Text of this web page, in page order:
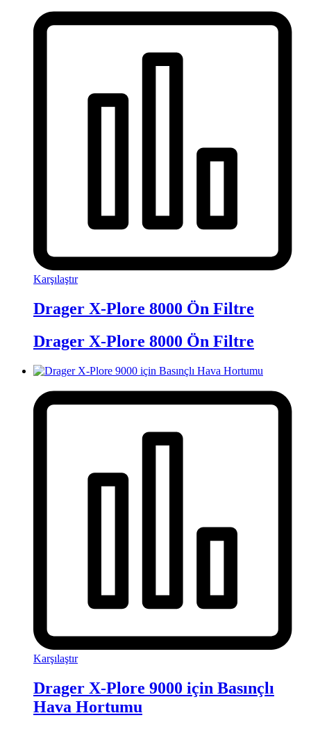
Karşılaştır
Drager X-Plore 8000 Ön Filtre
Drager X-Plore 8000 Ön Filtre
Karşılaştır
Drager X-Plore 9000 için Basınçlı
Hava Hortumu